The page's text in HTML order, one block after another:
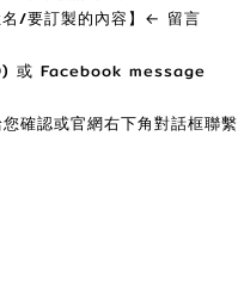
/要訂製的內容】← 留言
或 Facebook message
確認或官網右下角對話框聯繫